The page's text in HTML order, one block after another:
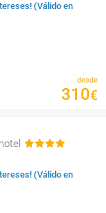
(Válido en
desde
310€
(Válido en